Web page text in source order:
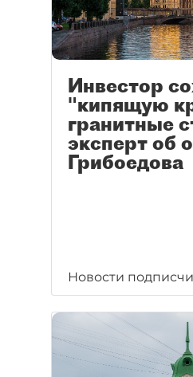
Инвестор
"кипящую
гранитные
эксперт об
Грибоедова
Новости